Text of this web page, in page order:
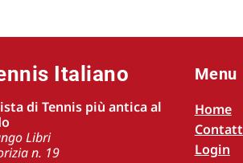
Italiano
di Tennis più antica al
Libri
n. 19
Menu
Home
Login